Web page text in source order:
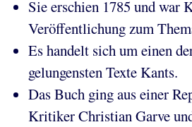
Sie erschien 1785 und war
Veröffentlichung zum
Es handelt sich um einen
gelungensten Texte Kants.
Das Buch ging aus einer
Kritiker Christian Garve